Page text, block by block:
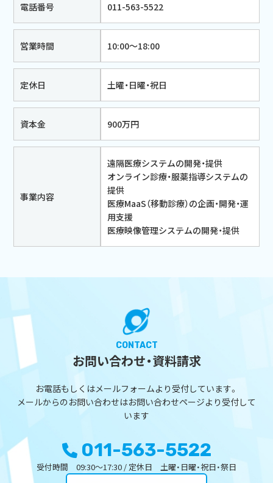
電話番号 011-563-5522
営業時間 10:00～18:00
定休日 土曜・日曜・祝日
資本金 900万円
事業内容
遠隔医療システムの開発・提供
オンライン診療・服薬指導システムの
提供
医療MaaS（移動診療）の企画・開発・運
用支援
医療映像管理システムの開発・提供
CONTACT
お問い合わせ・資料請求
お電話もしくはメールフォームより受付しています。
メールからのお問い合わせはお問い合わせページより受付して
います
011-563-5522
受付時間 09:30～17:30 / 定休日 土曜・日曜・祝日・祭日